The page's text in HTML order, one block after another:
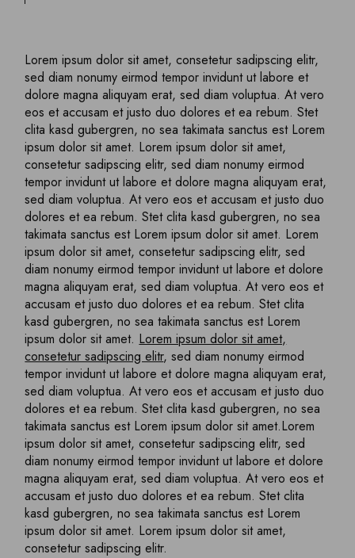
Lorem ipsum dolor sit amet, consetetur sadipscing elitr,
sed diam nonumy eirmod tempor invidunt ut labore et
dolore magna aliquyam erat, sed diam voluptua. At vero
eos et accusam et justo duo dolores et ea rebum. Stet
clita kasd gubergren, no sea takimata sanctus est Lorem
ipsum dolor sit amet. Lorem ipsum dolor sit amet,
consetetur sadipscing elitr, sed diam nonumy eirmod
tempor invidunt ut labore et dolore magna aliquyam erat,
sed diam voluptua. At vero eos et accusam et justo duo
dolores et ea rebum. Stet clita kasd gubergren, no sea
takimata sanctus est Lorem ipsum dolor sit amet. Lorem
ipsum dolor sit amet, consetetur sadipscing elitr, sed
diam nonumy eirmod tempor invidunt ut labore et dolore
magna aliquyam erat, sed diam voluptua. At vero eos et
accusam et justo duo dolores et ea rebum. Stet clita
kasd gubergren, no sea takimata sanctus est Lorem
ipsum dolor sit amet. Lorem ipsum dolor sit amet,
consetetur sadipscing elitr, sed diam nonumy eirmod
tempor invidunt ut labore et dolore magna aliquyam erat,
sed diam voluptua. At vero eos et accusam et justo duo
dolores et ea rebum. Stet clita kasd gubergren, no sea
takimata sanctus est Lorem ipsum dolor sit amet.Lorem
ipsum dolor sit amet, consetetur sadipscing elitr, sed
diam nonumy eirmod tempor invidunt ut labore et dolore
magna aliquyam erat, sed diam voluptua. At vero eos et
accusam et justo duo dolores et ea rebum. Stet clita
kasd gubergren, no sea takimata sanctus est Lorem
ipsum dolor sit amet. Lorem ipsum dolor sit amet,
consetetur sadipscing elitr.